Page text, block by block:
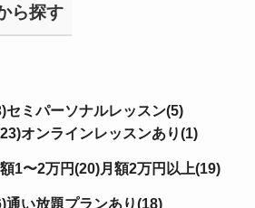
ら探す
セミパーソナルレッスン(5)
オンラインレッスンあり(1)
1〜2万円(20)月額2万円以上(19)
通い放題プランあり(18)